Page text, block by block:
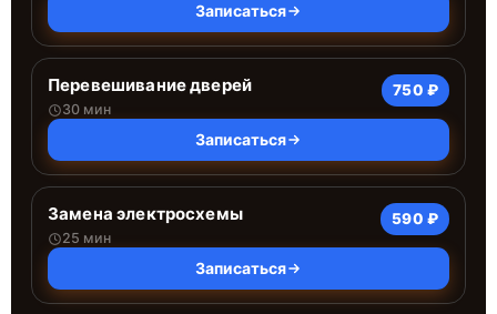
Записаться
Перевешивание дверей
30 мин
750 ₽
Записаться
Замена электросхемы
25 мин
590 ₽
Записаться